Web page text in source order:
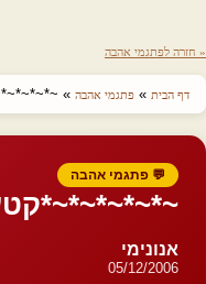
« חזרה לפתגמי אהבה
דף הבית » פתגמי אהבה »
💬 פתגמי אהבה
אנונימי
05/12/2006